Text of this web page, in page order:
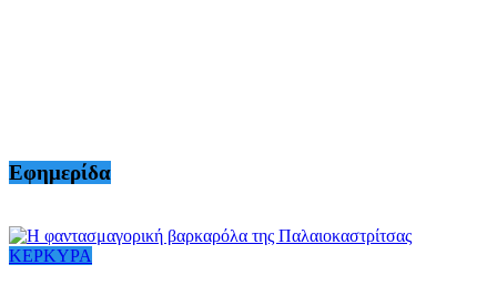
Εφημερίδα
ΚΕΡΚΥΡΑ